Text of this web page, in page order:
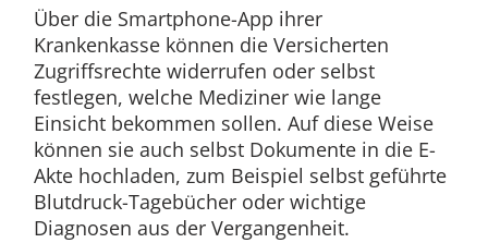
Über die Smartphone-App ihrer
Krankenkasse können die Versicherten
Zugriffsrechte widerrufen oder selbst
festlegen, welche Mediziner wie lange
Einsicht bekommen sollen. Auf diese Weise
können sie auch selbst Dokumente in die E-
Akte hochladen, zum Beispiel selbst geführte
Blutdruck-Tagebücher oder wichtige
Diagnosen aus der Vergangenheit.